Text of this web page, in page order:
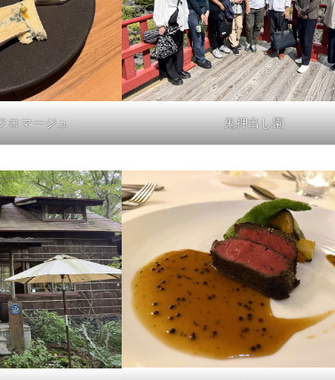
ロマージュ 鬼押出し園